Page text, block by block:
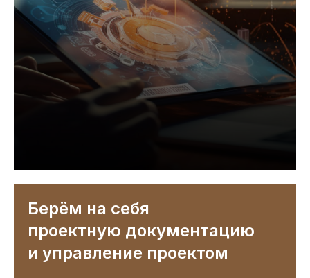
Берём на себя
проектную документацию
и управление проектом